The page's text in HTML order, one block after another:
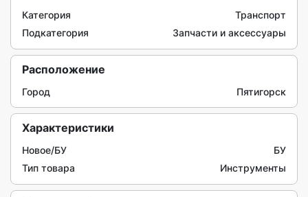
Категория
Транспорт
Подкатегория
Запчасти и аксессуары
Расположение
Город Пятигорск
Характеристики
Новое/БУ
БУ
Тип товара
Инструменты